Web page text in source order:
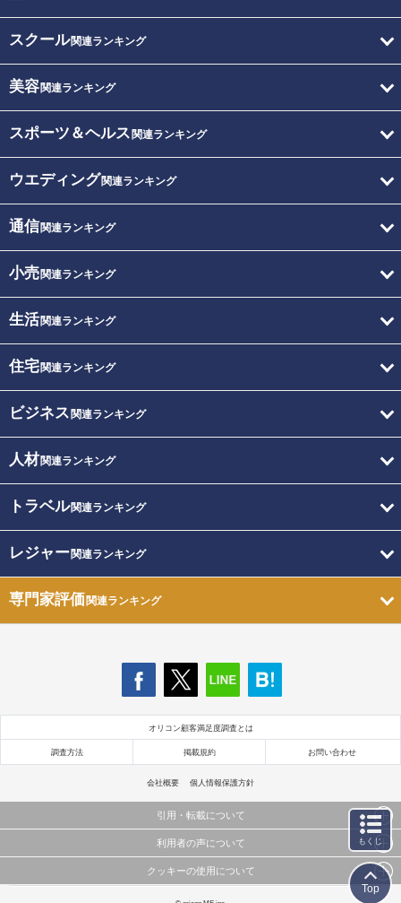
スクール関連ランキング
美容関連ランキング
スポーツ＆ヘルス 関連ランキング
ウエディング関連ランキング
通信関連ランキング
小売関連ランキング
生活関連ランキング
住宅関連ランキング
ビジネス 関連ランキング
人材関連ランキング
トラベル関連ランキング
レジャー関連ランキング
専門家評価関連ランキング
オリコン顧客満足度調査とは
調査方法 掲載規約 お問い合わせ
会社概要 個人情報保護方針
引用・転載について
当サイトで公開されている情報（文字、写真、イラスト、画像データ等）及びこれらの配置・
これらの情報を権利者の許可なく無断転載・複製などの二次利用を行うことは固く禁じており
利用者の声について
当サイトに掲載している内容はすべてサービスの利用者が提出された見解・感想です。
クッキーの使用について
もくじ
Top